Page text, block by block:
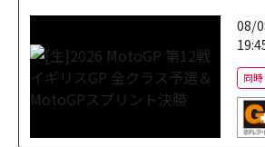
08/
同